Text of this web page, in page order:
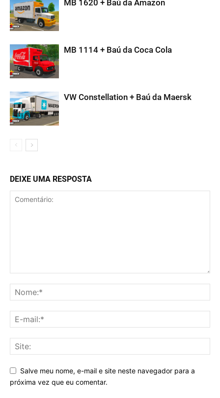
MB 1620 + Baú da Amazon
MB 1114 + Baú da Coca Cola
VW Constellation + Baú da Maersk
DEIXE UMA RESPOSTA
Salve meu nome, e-mail e site neste navegador para a
próxima vez que eu comentar.